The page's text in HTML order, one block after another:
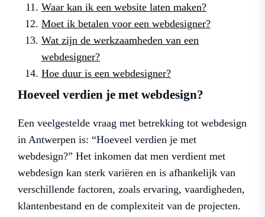
Waar kan ik een website laten maken?
Moet ik betalen voor een webdesigner?
Wat zijn de werkzaamheden van een
webdesigner?
Hoe duur is een webdesigner?
Hoeveel verdien je met webdesign?
Een veelgestelde vraag met betrekking tot webdesign
in Antwerpen is: “Hoeveel verdien je met
webdesign?” Het inkomen dat men verdient met
webdesign kan sterk variëren en is afhankelijk van
verschillende factoren, zoals ervaring, vaardigheden,
klantenbestand en de complexiteit van de projecten.